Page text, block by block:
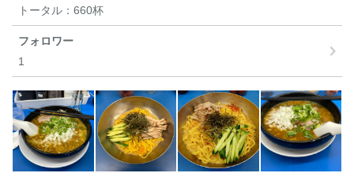
トータル： 660杯
フォロワー
1